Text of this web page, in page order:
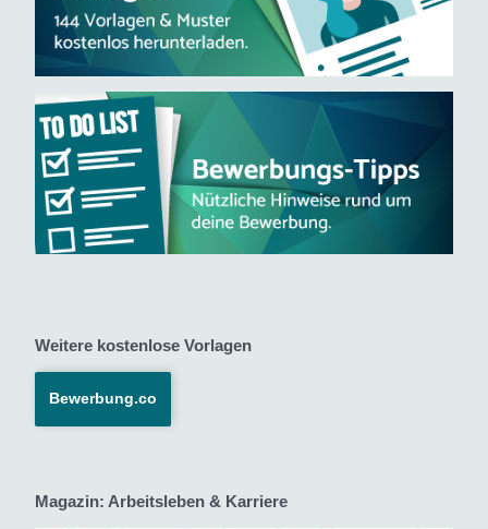
Weitere kostenlose Vorlagen
Bewerbung.co
Magazin: Arbeitsleben & Karriere